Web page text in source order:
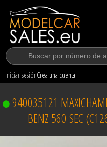
Iniciar sesiónCrea una cuenta
940035121
BENZ 560 SEC